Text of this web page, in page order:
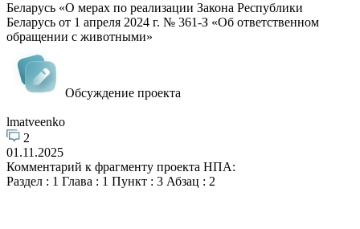
Беларусь «О мерах по реализации Закона Республики
Беларусь от 1 апреля 2024 г. № 361-З «Об ответственном
обращении с животными»
Обсуждение проекта
lmatveenko
2
01.11.2025
Комментарий к фрагменту проекта НПА:
Раздел : 1 Глава : 1 Пункт : 3 Абзац : 2